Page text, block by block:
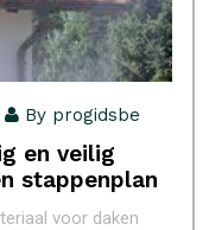
By progidsbe
en veilig
stappenplan
voor daken